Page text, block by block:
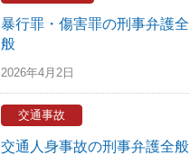
暴行罪・傷害罪の刑事弁護全
般
2026年4月2日
交通事故
交通人身事故の刑事弁護全般